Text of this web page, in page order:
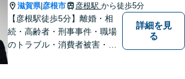
滋賀県| 彦根市 彦根駅 から徒歩5分
【彦根駅徒歩5分】離婚・相
続・高齢者・刑事事件・職場
のトラブル・消費者被害・法
詳細を見
る